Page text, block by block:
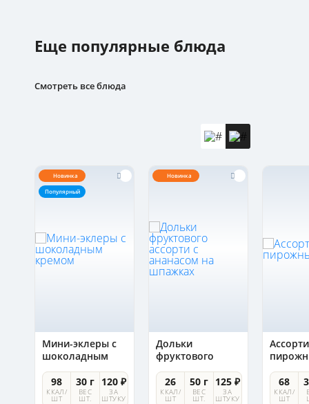
Еще популярные блюда
Смотреть все блюда
Новинка
Популярный
Мини-эклеры с
шоколадным
кремом
98
ККАЛ/
ШТ
30 г
ВЕС
ШТ.
120 ₽
ЗА
ШТУКУ
Новинка
Дольки
фруктового
ассорти с
ананасом на
шпажках
26
ККАЛ/
ШТ
50 г
ВЕС
ШТ.
125 ₽
ЗА
ШТУКУ
68
ККАЛ/
ШТ